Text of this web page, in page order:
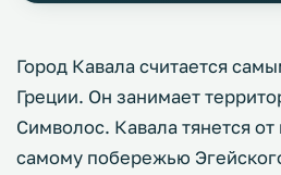
Город Кавала считается
Греции. Он занимает
Символос. Кавала тянется
самому побережью